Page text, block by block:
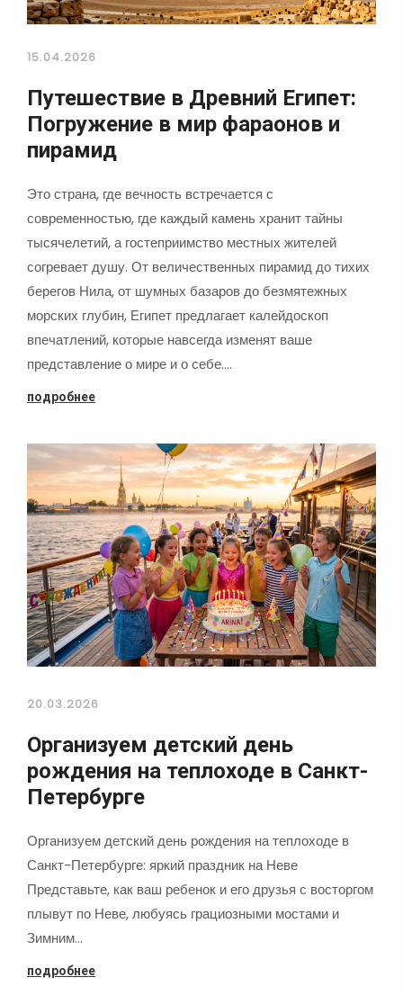
15.04.2026
Путешествие в Древний Египет:
Погружение в мир фараонов и
пирамид
Это страна, где вечность встречается с
современностью, где каждый камень хранит тайны
тысячелетий, а гостеприимство местных жителей
согревает душу. От величественных пирамид до тихих
берегов Нила, от шумных базаров до безмятежных
морских глубин, Египет предлагает калейдоскоп
впечатлений, которые навсегда изменят ваше
представление о мире и о себе.…
подробнее
20.03.2026
Организуем детский день
рождения на теплоходе в Санкт-
Петербурге
Организуем детский день рождения на теплоходе в
Санкт-Петербурге: яркий праздник на Неве
Представьте, как ваш ребенок и его друзья с восторгом
плывут по Неве, любуясь грациозными мостами и
Зимним…
подробнее